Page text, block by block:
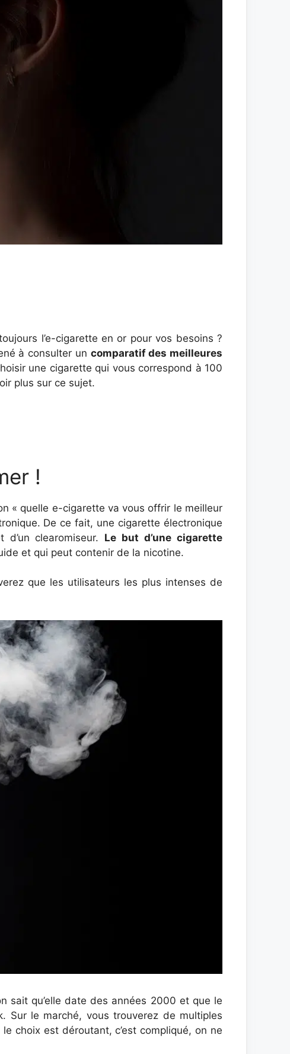
l’e-cigarette en or pour vos besoins ?
à consulter un comparatif des meilleures
une cigarette qui vous correspond à 100
plus sur ce sujet.
!
« quelle e-cigarette va vous offrir le meilleur
De ce fait, une cigarette électronique
clearomiseur. Le but d’une cigarette
et qui peut contenir de la nicotine.
que les utilisateurs les plus intenses de
sait qu’elle date des années 2000 et que le
Sur le marché, vous trouverez de multiples
choix est déroutant, c’est compliqué, on ne